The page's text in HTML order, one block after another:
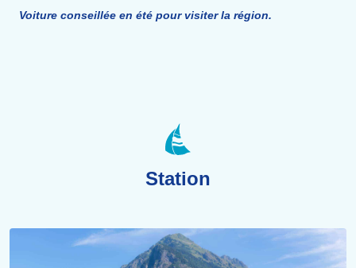
Voiture conseillée en été pour visiter la région.
Station